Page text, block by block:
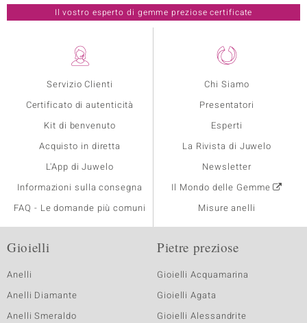
Servizio Clienti
Certificato di autenticità
Kit di benvenuto
Acquisto in diretta
L'App di Juwelo
Informazioni sulla consegna
FAQ - Le domande più comuni
Chi Siamo
Presentatori
Esperti
La Rivista di Juwelo
Newsletter
Il Mondo delle Gemme
Misure anelli
Il vostro esperto di gemme preziose certificate
Gioielli
Anelli
Anelli Diamante
Anelli Smeraldo
Pietre preziose
Gioielli Acquamarina
Gioielli Agata
Gioielli Alessandrite